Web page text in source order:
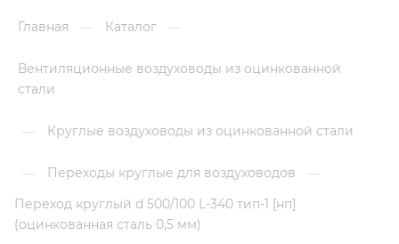
Главная — Каталог —
Вентиляционные воздуховоды из оцинкованной
стали
— Круглые воздуховоды из оцинкованной стали
— Переходы круглые для воздуховодов
—
Переход круглый d 500/100 L-340 тип-1 [нп]
(оцинкованная сталь 0,5 мм)